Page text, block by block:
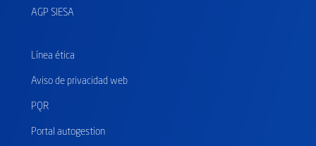
AGP SIESA
Línea ética
Aviso de privacidad web
PQR
Portal autogestion